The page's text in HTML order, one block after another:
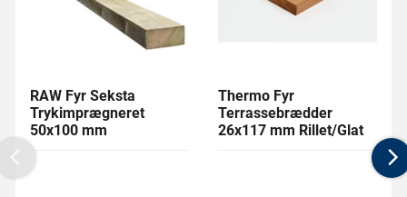
RAW Fyr Seksta
Trykimprægneret
50x100 mm
Thermo Fyr
Terrassebrædder
26x117 mm Rillet/Glat
Previous